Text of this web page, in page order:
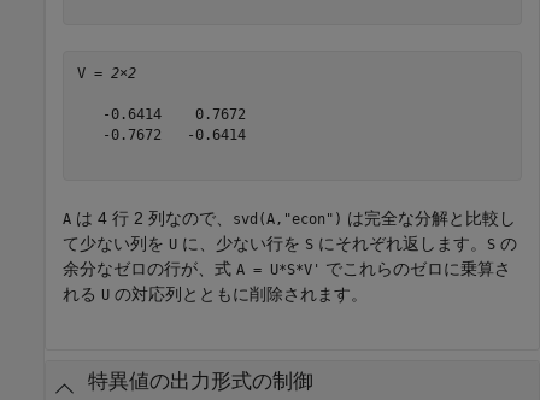
V = 2×2
   -0.6414    0.7672
   -0.7672   -0.6414
A は 4 行 2 列なので、 svd(A,"econ") は完全な分解と比較し
て少ない列を U に、少ない行を S にそれぞれ返します。 S の
余分なゼロの行が、式 A = U*S*V' でこれらのゼロに乗算さ
れる U の対応列とともに削除されます。
特異値の出力形式の制御